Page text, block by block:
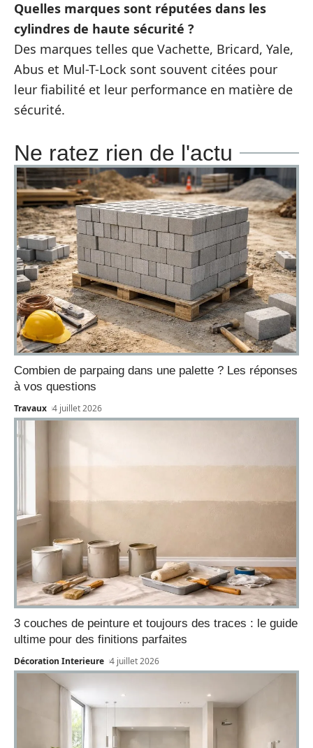
Quelles marques sont réputées dans les
cylindres de haute sécurité ?
Des marques telles que Vachette, Bricard, Yale,
Abus et Mul-T-Lock sont souvent citées pour
leur fiabilité et leur performance en matière de
sécurité.
Ne ratez rien de l'actu
Combien de parpaing dans une palette ? Les réponses
à vos questions
Travaux 4 juillet 2026
3 couches de peinture et toujours des traces : le guide
ultime pour des finitions parfaites
Décoration Interieure 4 juillet 2026